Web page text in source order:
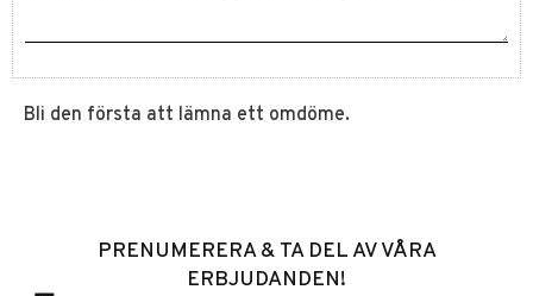
Bli den första att lämna ett omdöme.
PRENUMERERA & TA DEL AV VÅRA
ERBJUDANDEN!